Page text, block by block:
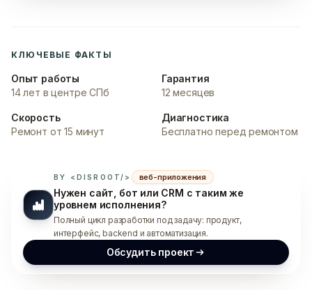
КЛЮЧЕВЫЕ ФАКТЫ
Опыт работы
14 лет в центре СПб
Гарантия
12 месяцев
Скорость
Ремонт от 15 минут
Диагностика
Бесплатно перед ремонтом
BY <DISROOT/> веб-приложения
Нужен сайт, бот или CRM с таким же
уровнем исполнения?
Полный цикл разработки под задачу: продукт,
интерфейс, backend и автоматизация.
Обсудить проект